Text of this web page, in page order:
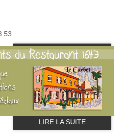
LIRE LA SUITE